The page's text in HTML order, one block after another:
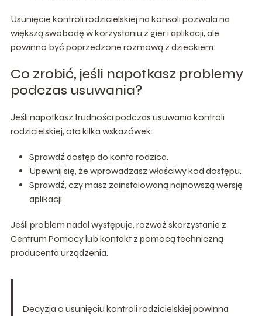
Usunięcie kontroli rodzicielskiej na konsoli pozwala na
większą swobodę w korzystaniu z gier i aplikacji, ale
powinno być poprzedzone rozmową z dzieckiem.
Co zrobić, jeśli napotkasz problemy
podczas usuwania?
Jeśli napotkasz trudności podczas usuwania kontroli
rodzicielskiej, oto kilka wskazówek:
Sprawdź dostęp do konta rodzica.
Upewnij się, że wprowadzasz właściwy kod dostępu.
Sprawdź, czy masz zainstalowaną najnowszą wersję
aplikacji.
Jeśli problem nadal występuje, rozważ skorzystanie z
Centrum Pomocy lub kontakt z pomocą techniczną
producenta urządzenia.
Decyzja o usunięciu kontroli rodzicielskiej powinna